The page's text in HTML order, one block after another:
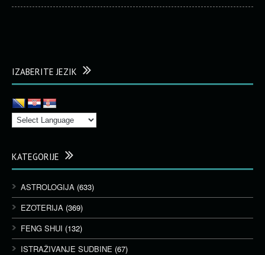
IZABERITE JEZIK
KATEGORIJE
ASTROLOGIJA (633)
EZOTERIJA (369)
FENG SHUI (132)
ISTRAŽIVANJE SUDBINE (67)